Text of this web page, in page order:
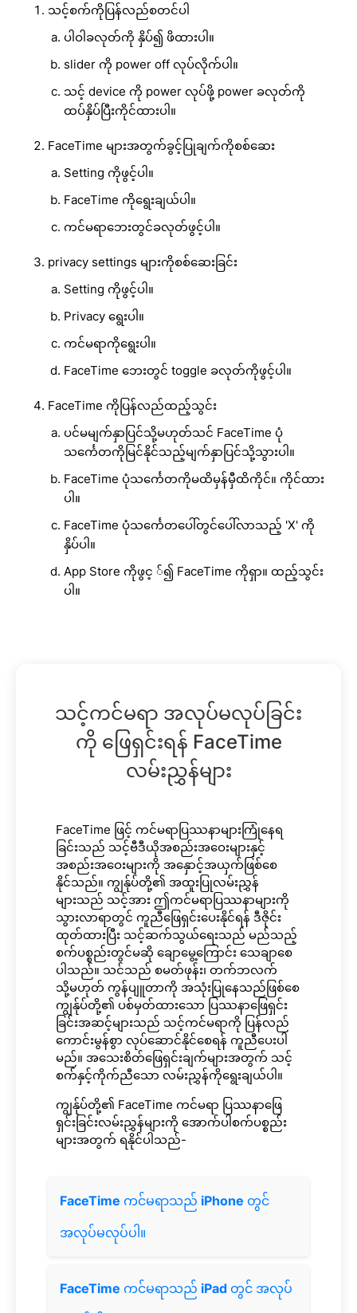
သင့်စက်ကိုပြန်လည်စတင်ပါ
ပါဝါခလုတ်ကို နှိပ်၍ ဖိထားပါ။
slider ကို power off လုပ်လိုက်ပါ။
သင့် device ကို power လုပ်ဖို့ power ခလုတ်ကို
ထပ်နှိပ်ပြီးကိုင်ထားပါ။
FaceTime များအတွက်ခွင့်ပြုချက်ကိုစစ်ဆေး
Setting ကိုဖွင့်ပါ။
FaceTime ကိုရွေးချယ်ပါ။
ကင်မရာဘေးတွင်ခလုတ်ဖွင့်ပါ။
privacy settings များကိုစစ်ဆေးခြင်း
Setting ကိုဖွင့်ပါ။
Privacy ရွေးပါ။
ကင်မရာကိုရွေးပါ။
FaceTime ဘေးတွင် toggle ခလုတ်ကိုဖွင့်ပါ။
FaceTime ကိုပြန်လည်ထည့်သွင်း
ပင်မမျက်နှာပြင်သို့မဟုတ်သင် FaceTime ပုံ
သင်္ကေတကိုမြင်နိုင်သည့်မျက်နှာပြင်သို့သွားပါ။
FaceTime ပုံသင်္ကေတကိုမထိမှန်မှီထိကိုင်။ ကိုင်ထား
ပါ။
FaceTime ပုံသင်္ကေတပေါ်တွင်ပေါ်လာသည့် 'X' ကို
နှိပ်ပါ။
App Store ကိုဖွင့ ်၍ FaceTime ကိုရှာ။ ထည့်သွင်း
ပါ။
သင့်ကင်မရာ အလုပ်မလုပ်ခြင်း
ကို ဖြေရှင်းရန် FaceTime
လမ်းညွှန်များ
FaceTime ဖြင့် ကင်မရာပြဿနာများကြုံနေရ
ခြင်းသည် သင့်ဗီဒီယိုအစည်းအဝေးများနှင့်
အစည်းအဝေးများကို အနှောင့်အယှက်ဖြစ်စေ
နိုင်သည်။ ကျွန်ုပ်တို့၏ အထူးပြုလမ်းညွှန်
များသည် သင့်အား ဤကင်မရာပြဿနာများကို
သွားလာရာတွင် ကူညီဖြေရှင်းပေးနိုင်ရန် ဒီဇိုင်း
ထုတ်ထားပြီး သင့်ဆက်သွယ်ရေးသည် မည်သည့်
စက်ပစ္စည်းတွင်မဆို ချောမွေ့ကြောင်း သေချာစေ
ပါသည်။ သင်သည် စမတ်ဖုန်း၊ တက်ဘလက်
သို့မဟုတ် ကွန်ပျူတာကို အသုံးပြုနေသည်ဖြစ်စေ
ကျွန်ုပ်တို့၏ ပစ်မှတ်ထားသော ပြဿနာဖြေရှင်း
ခြင်းအဆင့်များသည် သင့်ကင်မရာကို ပြန်လည်
ကောင်းမွန်စွာ လုပ်ဆောင်နိုင်စေရန် ကူညီပေးပါ
မည်။ အသေးစိတ်ဖြေရှင်းချက်များအတွက် သင့်
စက်နှင့်ကိုက်ညီသော လမ်းညွှန်ကိုရွေးချယ်ပါ။
ကျွန်ုပ်တို့၏ FaceTime ကင်မရာ ပြဿနာဖြေ
ရှင်းခြင်းလမ်းညွှန်များကို အောက်ပါစက်ပစ္စည်း
များအတွက် ရနိုင်ပါသည်-
FaceTime ကင်မရာသည် iPhone တွင်
အလုပ်မလုပ်ပါ။
FaceTime ကင်မရာသည် iPad တွင် အလုပ်